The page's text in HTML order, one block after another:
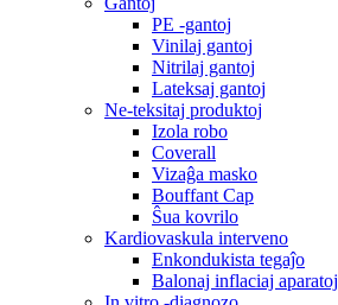
PE -gantoj
Vinilaj gantoj
Nitrilaj gantoj
Lateksaj gantoj
Ne-teksitaj produktoj
Izola robo
Coverall
Vizaĝa masko
Bouffant Cap
Ŝua kovrilo
Kardiovaskula interveno
Enkondukista tegaĵo
Balonaj inflaciaj aparatoj